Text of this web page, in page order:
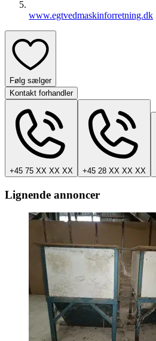
www.egtvedmaskinforretning.dk
Følg sælger
Kontakt forhandler
+45 75 XX XX XX +45 28 XX XX XX
Lignende annoncer